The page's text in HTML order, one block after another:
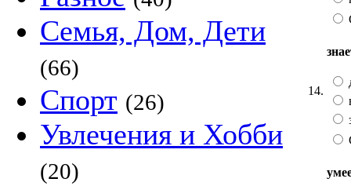
Семья, Дом, Дети
(66)
Спорт (26)
Увлечения и Хобби
(20)
14.